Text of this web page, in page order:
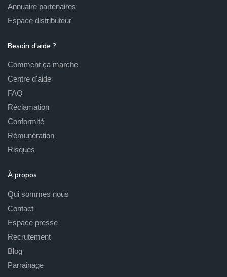
Annuaire partenaires
Espace distributeur
Besoin d'aide ?
Comment ça marche
Centre d'aide
FAQ
Réclamation
Conformité
Rémunération
Risques
À propos
Qui sommes nous
Contact
Espace presse
Recrutement
Blog
Parrainage